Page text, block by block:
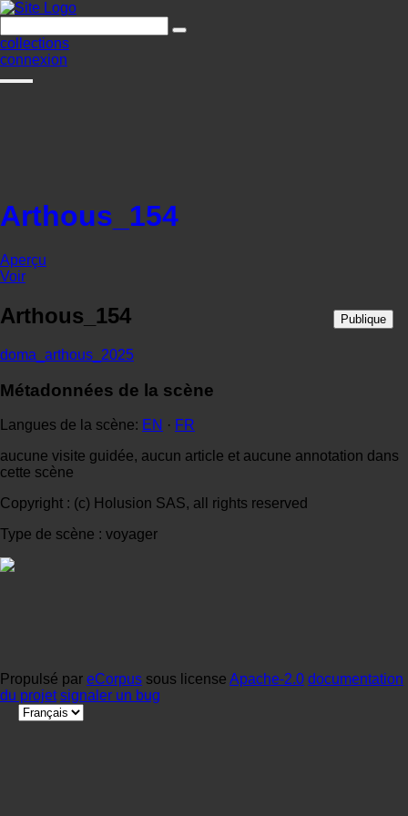
collections
connexion
Arthous_154
Aperçu
Voir
Arthous_154 Publique
doma_arthous_2025
Métadonnées de la scène
Langues de la scène: EN · FR
aucune visite guidée, aucun article et aucune annotation dans
cette scène
Copyright : (c) Holusion SAS, all rights reserved
Type de scène : voyager
Propulsé par eCorpus sous license Apache-2.0 documentation
du projet signaler un bug